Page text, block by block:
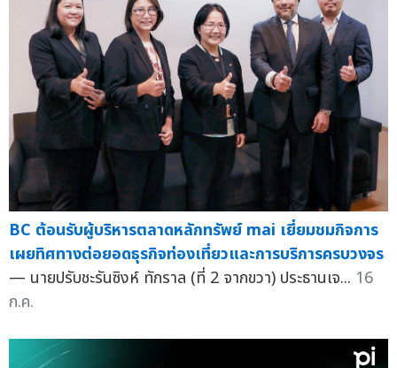
BC ต้อนรับผู้บริหารตลาดหลักทรัพย์ mai เยี่ยมชมกิจการ
เผยทิศทางต่อยอดธุรกิจท่องเที่ยวและการบริการครบวงจร
— นายปรับชะรันซิงห์ ทักราล (ที่ 2 จากขวา) ประธานเจ... 16
ก.ค.